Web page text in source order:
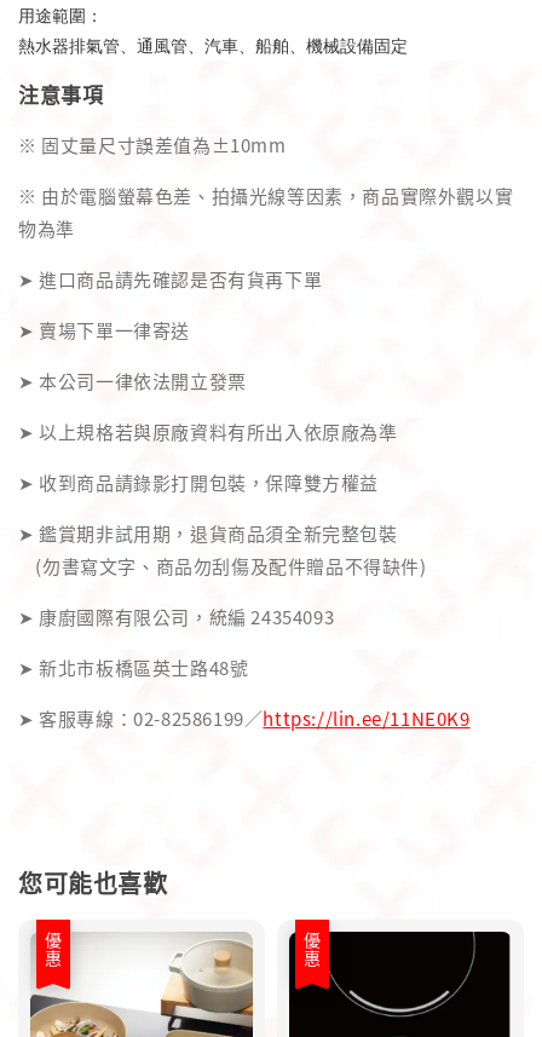
用途範圍：
熱水器排氣管、通風管、汽車、船舶、機械設備固定
注意事項
※ 固丈量尺寸誤差值為±10mm
※ 由於電腦螢幕色差、拍攝光線等因素，商品實際外觀以實
物為準
➤ 進口商品請先確認是否有貨再下單
➤ 賣場下單一律寄送
➤ 本公司一律依法開立發票
➤ 以上規格若與原廠資料有所出入依原廠為準
➤ 收到商品請錄影打開包裝，保障雙方權益
➤ 鑑賞期非試用期，退貨商品須全新完整包裝
(勿書寫文字、商品勿刮傷及配件贈品不得缺件)
➤ 康廚國際有限公司，統編 24354093
➤ 新北市板橋區英士路48號
➤ 客服專線：02-82586199／https://lin.ee/11NE0K9
您可能也喜歡
優惠 優惠